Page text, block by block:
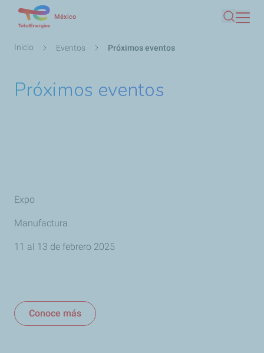
contenido
México
Buscar
Ruta
Inicio Eventos Próximos eventos
Próximos eventos
Expo
Manufactura
11 al 13 de febrero 2025
Conoce más